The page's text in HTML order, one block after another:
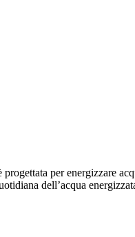
per energizzare
dell’acqua